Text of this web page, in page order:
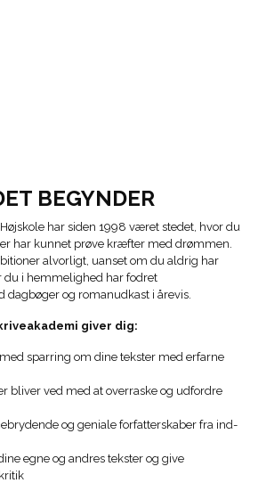
BEGYNDER
har siden 1998 været stedet, hvor du
har kunnet prøve kræfter med drømmen.
alvorligt, uanset om du aldrig har
du i hemmelighed har fodret
dagbøger og romanudkast i årevis.
giver dig:
sparring om dine tekster med erfarne
bliver ved med at overraske og udfordre
og geniale forfatterskaber fra ind-
egne og andres tekster og give